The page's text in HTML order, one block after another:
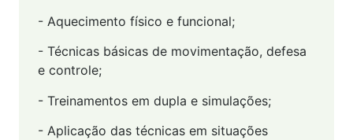
- Aquecimento físico e funcional;
- Técnicas básicas de movimentação, defesa
e controle;
- Treinamentos em dupla e simulações;
- Aplicação das técnicas em situações